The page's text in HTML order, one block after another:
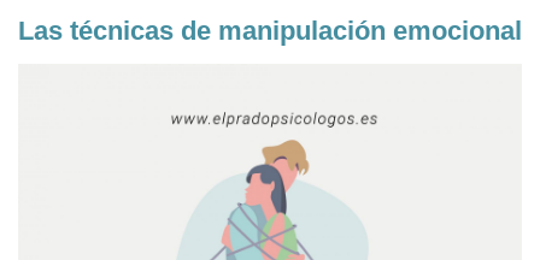
Las técnicas de manipulación emocional